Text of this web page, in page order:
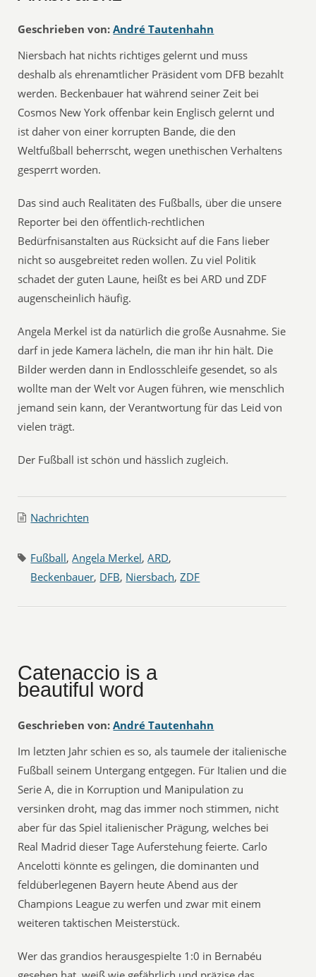
Geschrieben von: André Tautenhahn
Niersbach‬ hat nichts richtiges gelernt und muss
deshalb als ehrenamtlicher Präsident vom ‪DFB‬ bezahlt
werden. ‪Beckenbauer‬ hat während seiner Zeit bei
Cosmos New York offenbar kein Englisch gelernt und
ist daher von einer korrupten Bande, die den
Weltfußball beherrscht, wegen unethischen Verhaltens
gesperrt worden.
Das sind auch Realitäten des Fußballs, über die unsere
Reporter bei den öffentlich-rechtlichen
Bedürfnisanstalten aus Rücksicht auf die Fans lieber
nicht so ausgebreitet reden wollen. Zu viel Politik
schadet der guten Laune, heißt es bei ‪‎ARD‬ und ‪ZDF‬
augenscheinlich häufig.
Angela Merkel ist da natürlich die große Ausnahme. Sie
darf in jede Kamera lächeln, die man ihr hin hält. Die
Bilder werden dann in Endlosschleife gesendet, so als
wollte man der Welt vor Augen führen, wie menschlich
jemand sein kann, der Verantwortung für das Leid von
vielen trägt.
Der Fußball ist schön und hässlich zugleich.
Nachrichten
Fußball,Angela Merkel,ARD,
Beckenbauer, DFB, Niersbach,ZDF
Catenaccio is a
beautiful word
Geschrieben von: André Tautenhahn
Im letzten Jahr schien es so, als taumele der italienische
Fußball seinem Untergang entgegen. Für Italien und die
Serie A, die in Korruption und Manipulation zu
versinken droht, mag das immer noch stimmen, nicht
aber für das Spiel italienischer Prägung, welches bei
Real Madrid dieser Tage Auferstehung feierte. Carlo
Ancelotti könnte es gelingen, die dominanten und
feldüberlegenen Bayern heute Abend aus der
Champions League zu werfen und zwar mit einem
weiteren taktischen Meisterstück.
Wer das grandios herausgespielte 1:0 in Bernabéu